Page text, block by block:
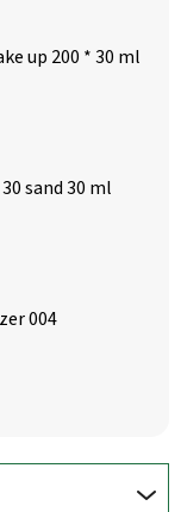
up 200 * 30 ml
sand 30 ml
004